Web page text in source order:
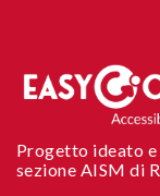
Progetto ideato
sezione AISM di